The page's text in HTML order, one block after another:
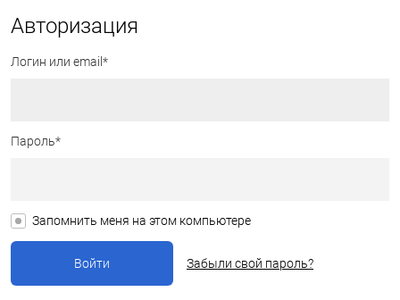
Авторизация
Логин или email*
Пароль*
Запомнить меня на этом компьютере
Забыли свой пароль?